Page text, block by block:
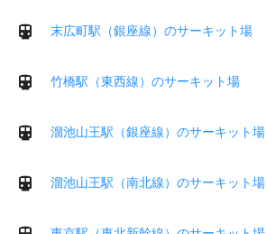
末広町駅（銀座線）のサーキット場
竹橋駅（東西線）のサーキット場
溜池山王駅（銀座線）のサーキット場
溜池山王駅（南北線）のサーキット場